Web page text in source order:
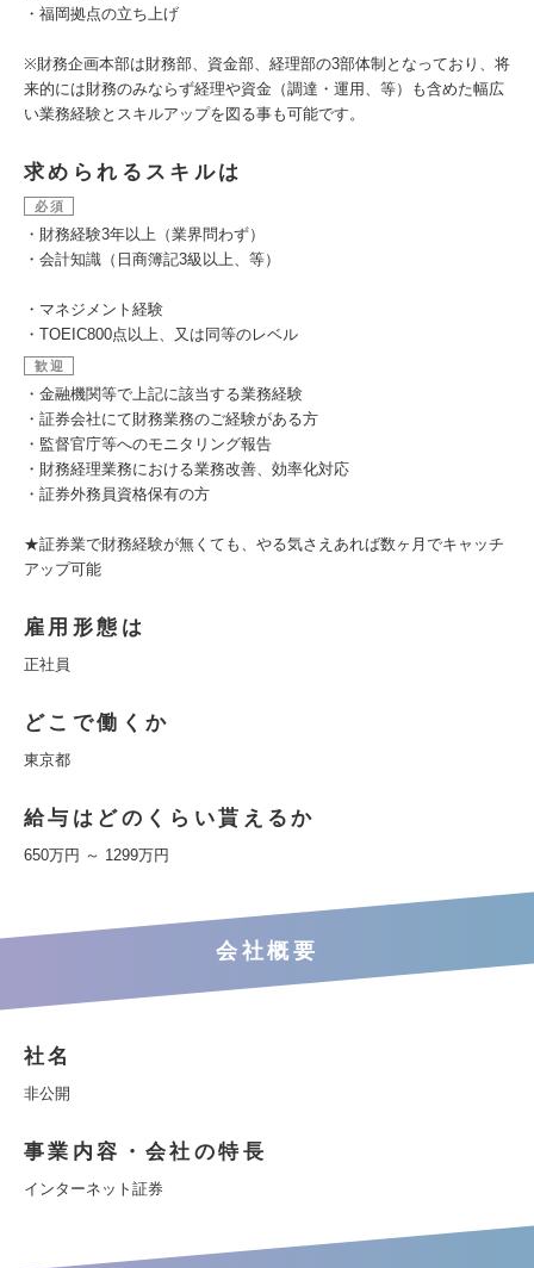
・福岡拠点の立ち上げ
※財務企画本部は財務部、資金部、経理部の3部体制となっており、将
来的には財務のみならず経理や資金（調達・運用、等）も含めた幅広
い業務経験とスキルアップを図る事も可能です。
求められるスキルは
必須
・財務経験3年以上（業界問わず）
・会計知識（日商簿記3級以上、等）
・マネジメント経験
・TOEIC800点以上、又は同等のレベル
歓迎
・金融機関等で上記に該当する業務経験
・証券会社にて財務業務のご経験がある方
・監督官庁等へのモニタリング報告
・財務経理業務における業務改善、効率化対応
・証券外務員資格保有の方
★証券業で財務経験が無くても、やる気さえあれば数ヶ月でキャッチ
アップ可能
雇用形態は
正社員
どこで働くか
東京都
給与はどのくらい貰えるか
650万円 ～ 1299万円
会社概要
社名
非公開
事業内容・会社の特長
インターネット証券